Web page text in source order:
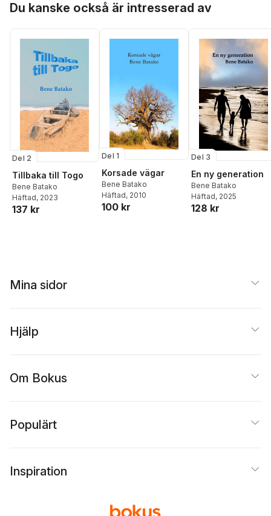
Du kanske också är intresserad av
Del 2
Tillbaka till Togo
Bene Batako
Häftad, 2023
137 kr
Del 1
Korsade vägar
Bene Batako
Häftad, 2010
100 kr
Del 3
En ny generation
Bene Batako
Häftad, 2025
128 kr
Mina sidor
Hjälp
Om Bokus
Populärt
Inspiration